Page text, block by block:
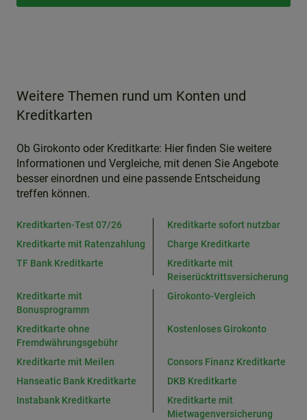
Weitere Themen rund um Konten und
Kreditkarten
Ob Girokonto oder Kreditkarte: Hier finden Sie weitere
Informationen und Vergleiche, mit denen Sie Angebote
besser einordnen und eine passende Entscheidung
treffen können.
Kreditkarten-Test 07/26
Kreditkarte sofort nutzbar
Kreditkarte mit Ratenzahlung
Charge Kreditkarte
TF Bank Kreditkarte
Kreditkarte mit
Reiserücktrittsversicherung
Kreditkarte mit
Bonusprogramm
Girokonto-Vergleich
Kreditkarte ohne
Fremdwährungsgebühr
Kostenloses Girokonto
Kreditkarte mit Meilen
Consors Finanz Kreditkarte
Hanseatic Bank Kreditkarte
DKB Kreditkarte
Instabank Kreditkarte
Kreditkarte mit
Mietwagenversicherung